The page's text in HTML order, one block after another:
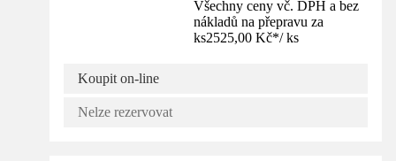
Všechny ceny vč. DPH a bez
nákladů na přepravu za
ks2525,00 Kč*/ ks
Koupit on-line
Nelze rezervovat